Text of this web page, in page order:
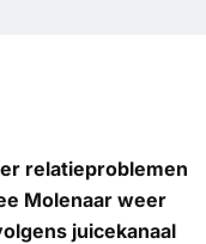
relatieproblemen
Molenaar weer
juicekanaal